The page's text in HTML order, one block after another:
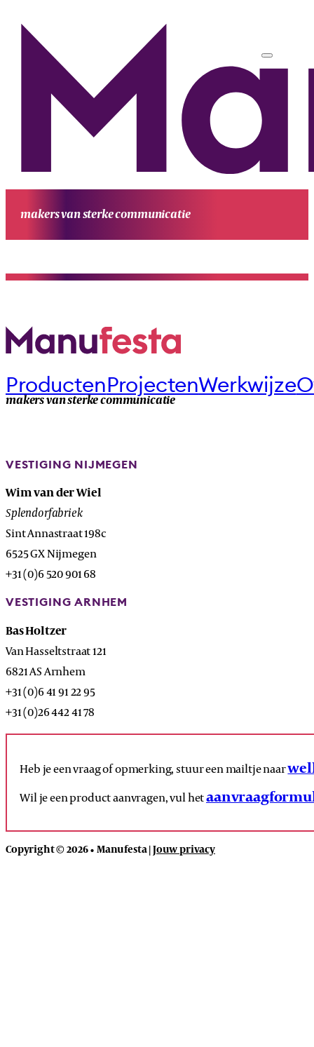
makers van sterke communicatie
makers van sterke communicatie
ProductenProjectenWerkwijze
VESTIGING NIJMEGEN
Wim van der Wiel
Splendorfabriek
Sint Annastraat 198c
6525 GX Nijmegen
+31 (0)6 520 901 68
VESTIGING ARNHEM
Bas Holtzer
Van Hasseltstraat 121
6821 AS Arnhem
+31 (0)6 41 91 22 95
+31 (0)26 442 41 78
Heb je een vraag of opmerking, stuur een mailtje naar
Wil je een product aanvragen, vul het
Copyright © 2026 • Manufesta |Jouw privacy